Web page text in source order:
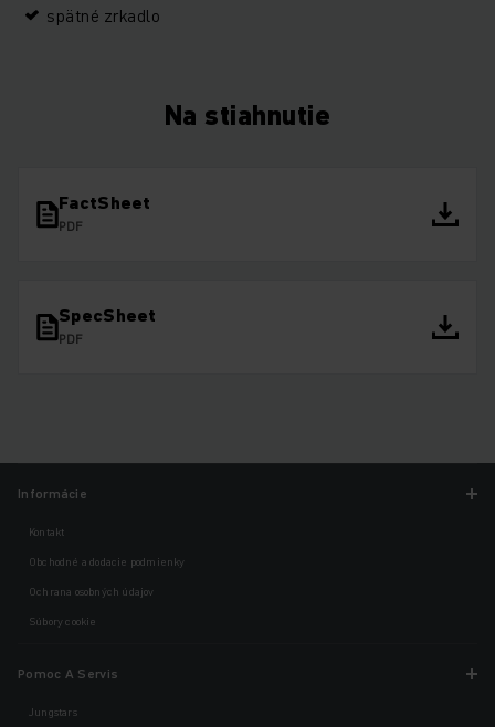
spätné zrkadlo
Na stiahnutie
FactSheet
PDF
SpecSheet
PDF
Informácie
Kontakt
Obchodné a dodacie podmienky
Ochrana osobných údajov
Súbory cookie
Pomoc A Servis
Jungstars